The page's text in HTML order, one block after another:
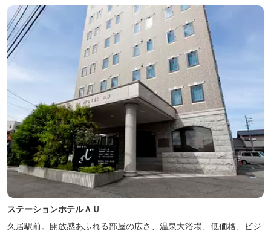
ステーションホテルＡＵ
久居駅前。開放感あふれる部屋の広さ、温泉大浴場、低価格、ビジ